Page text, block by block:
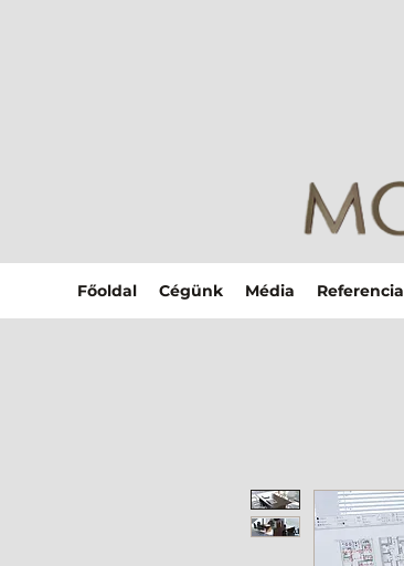
Főoldal Cégünk Média Referencia